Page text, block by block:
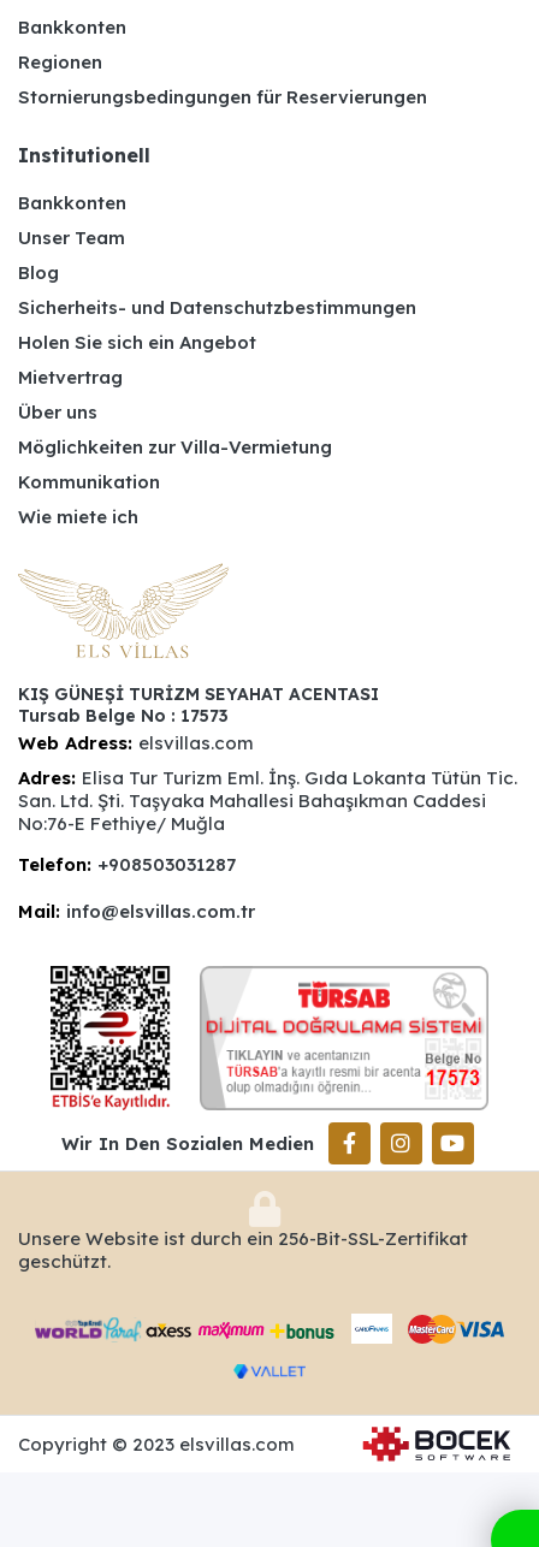
Bankkonten
Regionen
Stornierungsbedingungen für Reservierungen
Institutionell
Bankkonten
Unser Team
Blog
Sicherheits- und Datenschutzbestimmungen
Holen Sie sich ein Angebot
Mietvertrag
Über uns
Möglichkeiten zur Villa-Vermietung
Kommunikation
Wie miete ich
KIŞ GÜNEŞİ TURİZM SEYAHAT ACENTASI
Tursab Belge No : 17573
Web Adress: elsvillas.com
Adres: Elisa Tur Turizm Eml. İnş. Gıda Lokanta Tütün Tic.
San. Ltd. Şti. Taşyaka Mahallesi Bahaşıkman Caddesi
No:76-E Fethiye/ Muğla
Telefon: +908503031287
Mail: info@elsvillas.com.tr
Wir In Den Sozialen Medien
Unsere Website ist durch ein 256-Bit-SSL-Zertifikat
geschützt.
Copyright © 2023 elsvillas.com